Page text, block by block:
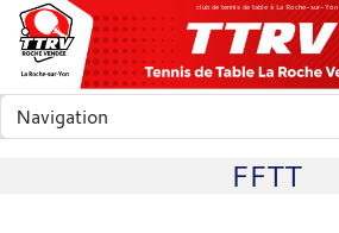
club de tennis de table à La Roche-sur-Yon
FFTT
Panneau de gestion des cookies